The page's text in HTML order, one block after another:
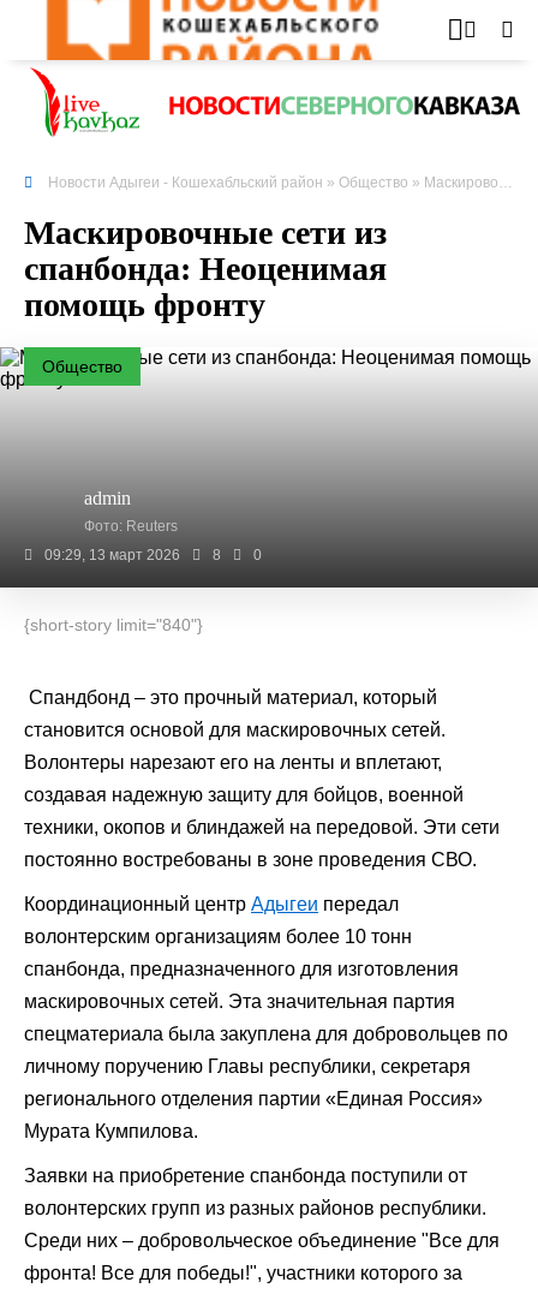
Новости Адыгеи - Кошехабльский район » Общество » Маскировочные сети из спанбонда: Неоценимая помощь фронту
Маскировочные сети из
спанбонда: Неоценимая
помощь фронту
Общество
admin
Фото: Reuters
09:29, 13 март 2026
8 0
{short-story limit="840"}
Спандбонд – это прочный материал, который
становится основой для маскировочных сетей.
Волонтеры нарезают его на ленты и вплетают,
создавая надежную защиту для бойцов, военной
техники, окопов и блиндажей на передовой. Эти сети
постоянно востребованы в зоне проведения СВО.
Координационный центр Адыгеи передал
волонтерским организациям более 10 тонн
спанбонда, предназначенного для изготовления
маскировочных сетей. Эта значительная партия
спецматериала была закуплена для добровольцев по
личному поручению Главы республики, секретаря
регионального отделения партии «Единая Россия»
Мурата Кумпилова.
Заявки на приобретение спанбонда поступили от
волонтерских групп из разных районов республики.
Среди них – добровольческое объединение "Все для
фронта! Все для победы!", участники которого за